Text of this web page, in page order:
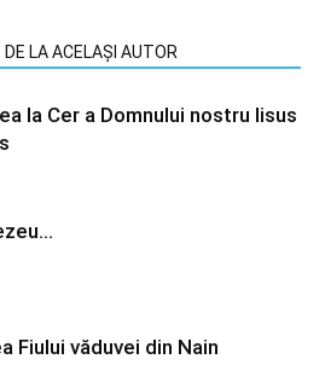
DE LA ACELAȘI AUTOR
la Cer a Domnului nostru Iisus
Fiului văduvei din Nain